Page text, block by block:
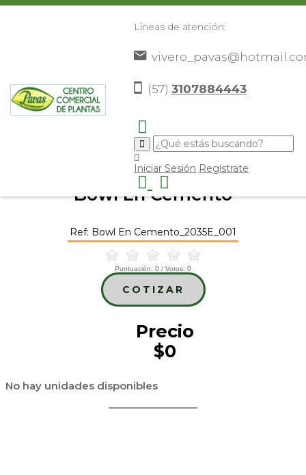
Líneas de atención:
(57) 3107884443
Iniciar Sesión Regístrate
Elementos Decorativos>Materos>
Bowl En Cemento>
Bowl En Cemento
Ref: Bowl En Cemento_2035E_001
Puntuación: 0 / Votos: 0
COTIZAR
Precio
$0
No hay unidades disponibles